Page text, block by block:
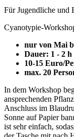
Für Jugendliche und
Cyanotypie-
nur von Mai
Dauer: 1 - 2 h
10-15 Euro/
max. 20
In dem Workshop
ansprechenden
Anschluss im
Sonne auf Papier
ist sehr einfach,